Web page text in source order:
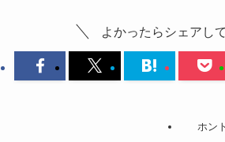
よかったらシェアし
ホン